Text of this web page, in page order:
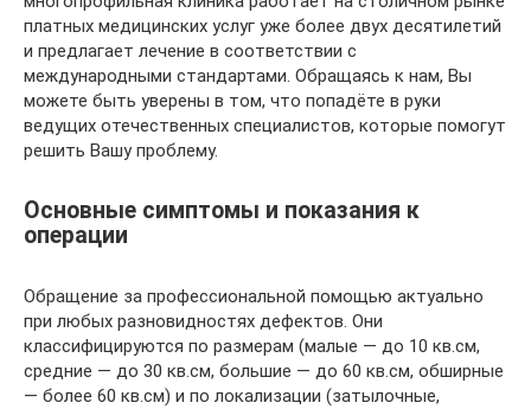
платных медицинских услуг уже более двух десятилетий
и предлагает лечение в соответствии с
международными стандартами. Обращаясь к нам, Вы
можете быть уверены в том, что попадёте в руки
ведущих отечественных специалистов, которые помогут
решить Вашу проблему.
Основные симптомы и показания к
операции
Обращение за профессиональной помощью актуально
при любых разновидностях дефектов. Они
классифицируются по размерам (малые — до 10 кв.см,
средние — до 30 кв.см, большие — до 60 кв.см, обширные
— более 60 кв.см) и по локализации (затылочные,